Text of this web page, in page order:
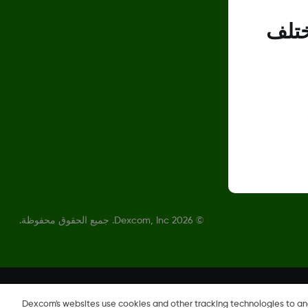
© 2026 Dexcom, Inc. جميع الحقوق محفوظة.
Dexcom's websites use cookies and other tracking technologies to